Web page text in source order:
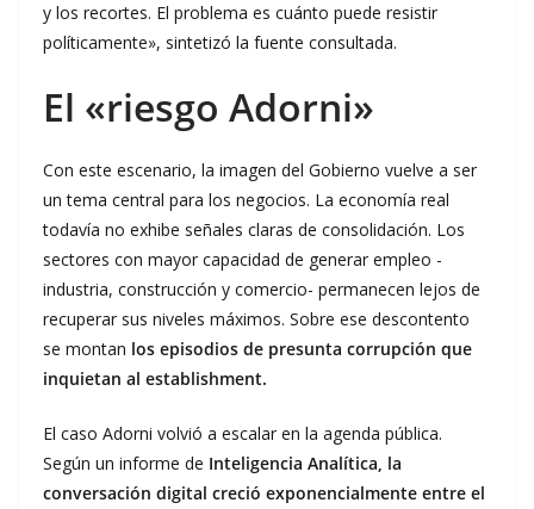
y los recortes. El problema es cuánto puede resistir
políticamente», sintetizó la fuente consultada.
El «riesgo Adorni»
Con este escenario, la imagen del Gobierno vuelve a ser
un tema central para los negocios. La economía real
todavía no exhibe señales claras de consolidación. Los
sectores con mayor capacidad de generar empleo -
industria, construcción y comercio- permanecen lejos de
recuperar sus niveles máximos. Sobre ese descontento
se montan los episodios de presunta corrupción que
inquietan al establishment.
El caso Adorni volvió a escalar en la agenda pública.
Según un informe de Inteligencia Analítica, la
conversación digital creció exponencialmente entre el